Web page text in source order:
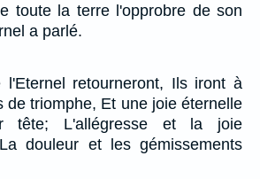
toute la terre l'opprobre de son
a parlé.
l'Eternel retourneront, Ils iront à
de triomphe, Et une joie éternelle
tête; L'allégresse et la joie
douleur et les gémissements